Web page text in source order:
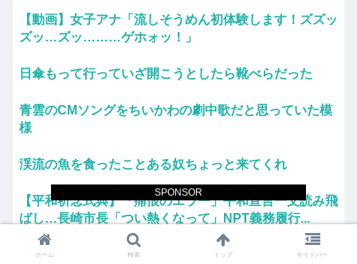
SPONSOR
【動画】女子アナ「流しそうめん初体験します！ズズッ
ズッ…ズッ………ゲホォッ！」
日傘もって行っていざ開こうとしたら靴べらだった
青雲のCMソングをちいかわの劇中歌だと思っていた模
様
渓流の魚を食ったことある奴ちょっと来てくれ
【平和祈念式典】「痛恨のエラー」平和宣言一文読み飛
ばし…長崎市長「つい熱くなって」NPT義務履行...
「自分にとってはプレハブ以下の地獄なんだけど」と某
ホーム 検索 トップ サイドバー